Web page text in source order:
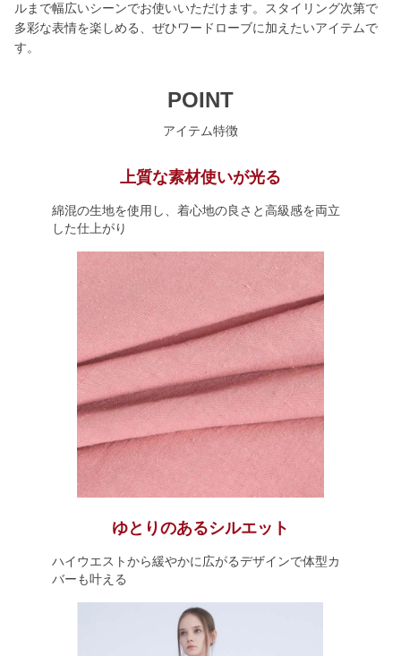
ルまで幅広いシーンでお使いいただけます。スタイリング次第で
多彩な表情を楽しめる、ぜひワードローブに加えたいアイテムで
す。
POINT
アイテム特徴
上質な素材使いが光る
綿混の生地を使用し、着心地の良さと高級感を両立
した仕上がり
ゆとりのあるシルエット
ハイウエストから緩やかに広がるデザインで体型カ
バーも叶える